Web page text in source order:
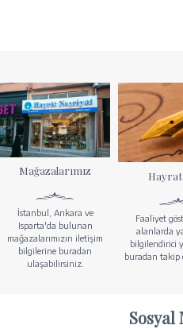
Mağazalarımız
İstanbul, Ankara ve
Isparta'da bulunan
mağazalarımızın iletişim
bilgilerine buradan
ulaşabilirsiniz.
Faaliyet
alanlarda
bilgilendirici
buradan takip
Sosyal